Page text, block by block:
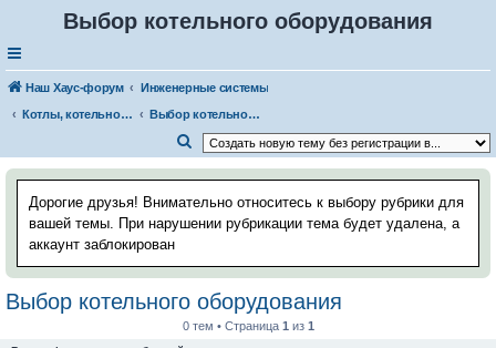
Выбор котельного оборудования
Наш Хаус-форум
Инженерные системы
Котлы, котельное оборудование и горелки к котлам
Выбор котельного оборудования
о
с
Дорогие друзья! Внимательно относитесь к выбору рубрики для
вашей темы. При нарушении рубрикации тема будет удалена, а
аккаунт заблокирован
Выбор котельного оборудования
0 тем • Страница 1 из 1